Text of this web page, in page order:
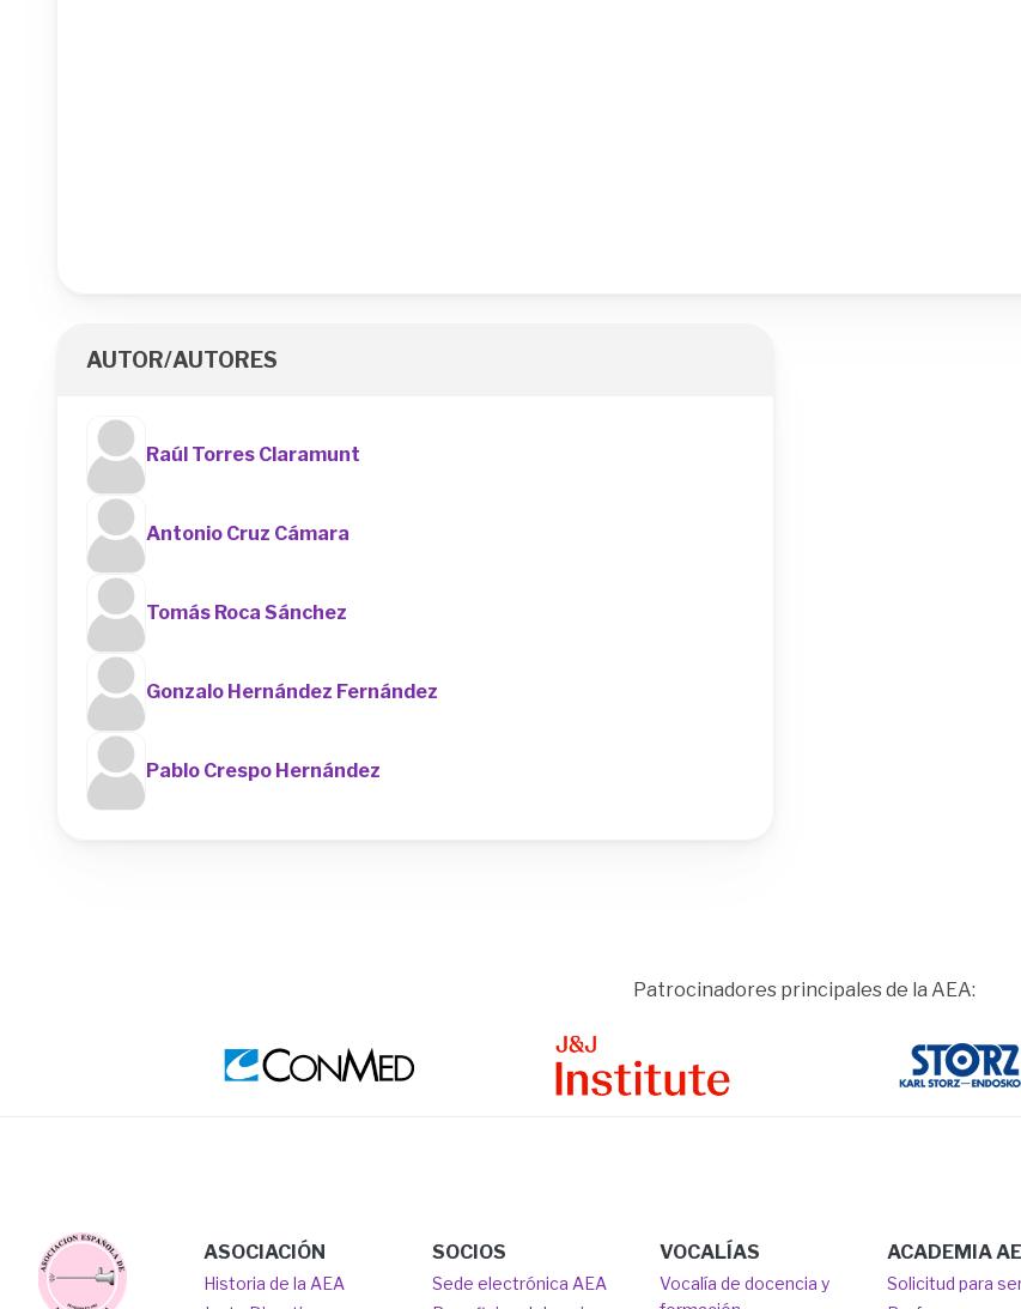
AUTOR/AUTORES
Raúl Torres Claramunt
Antonio Cruz Cámara
Tomás Roca Sánchez
Gonzalo Hernández Fernández
Pablo Crespo Hernández
Patrocinadores principales de la AEA:
Image Image
Image
Main
ASOCIACIÓN
Historia de la AEA
SOCIOS
Sede electrónica AEA
VOCALÍAS
Vocalía de docencia y
ACADEMIA
Solicitud para